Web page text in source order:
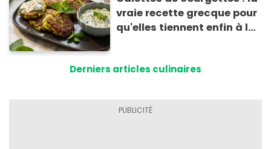
vraie recette grecque pour
qu'elles tiennent enfin à la
Derniers articles culinaires